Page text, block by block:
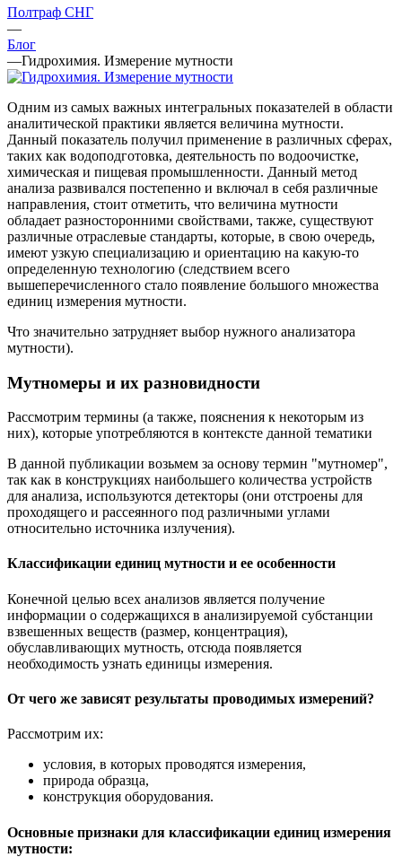
Полтраф СНГ
—
Блог
—Гидрохимия. Измерение мутности
Одним из самых важных интегральных показателей в области
аналитической практики является величина мутности.
Данный показатель получил применение в различных сферах,
таких как водоподготовка, деятельность по водоочистке,
химическая и пищевая промышленности. Данный метод
анализа развивался постепенно и включал в себя различные
направления, стоит отметить, что величина мутности
обладает разносторонними свойствами, также, существуют
различные отраслевые стандарты, которые, в свою очередь,
имеют узкую специализацию и ориентацию на какую-то
определенную технологию (следствием всего
вышеперечисленного стало появление большого множества
единиц измерения мутности.
Что значительно затрудняет выбор нужного анализатора
мутности).
Мутномеры и их разновидности
Рассмотрим термины (а также, пояснения к некоторым из
них), которые употребляются в контексте данной тематики
В данной публикации возьмем за основу термин "мутномер",
так как в конструкциях наибольшего количества устройств
для анализа, используются детекторы (они отстроены для
проходящего и рассеянного под различными углами
относительно источника излучения).
Классификации единиц мутности и ее особенности
Конечной целью всех анализов является получение
информации о содержащихся в анализируемой субстанции
взвешенных веществ (размер, концентрация),
обуславливающих мутность, отсюда появляется
необходимость узнать единицы измерения.
От чего же зависят результаты проводимых измерений?
Рассмотрим их:
условия, в которых проводятся измерения,
природа образца,
конструкция оборудования.
Основные признаки для классификации единиц измерения
мутности: